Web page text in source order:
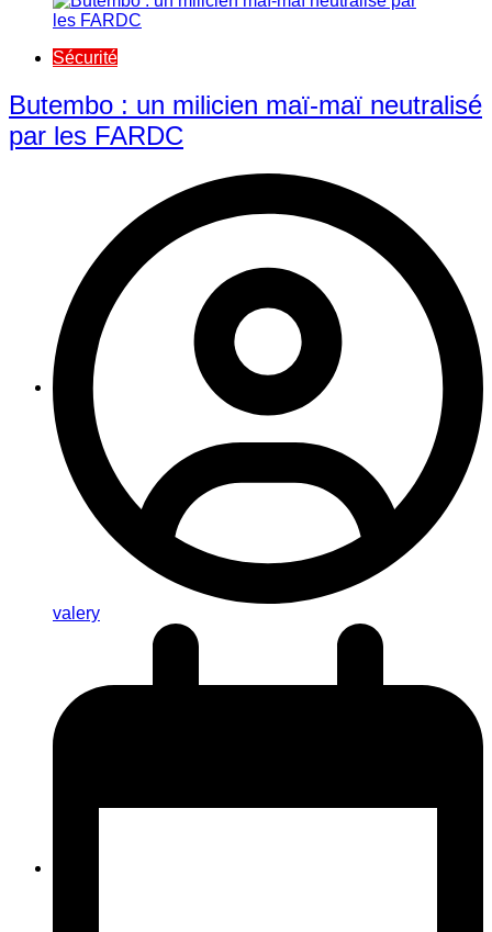
Sécurité
Butembo : un milicien maï-maï neutralisé
par les FARDC
valery